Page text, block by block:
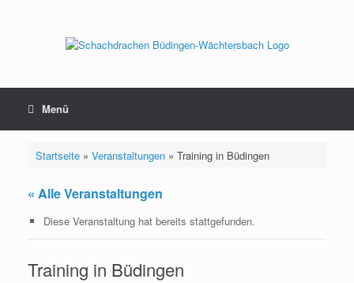
Menü
Startseite» Veranstaltungen» Training in Büdingen
« Alle Veranstaltungen
Diese Veranstaltung hat bereits stattgefunden.
Training in Büdingen